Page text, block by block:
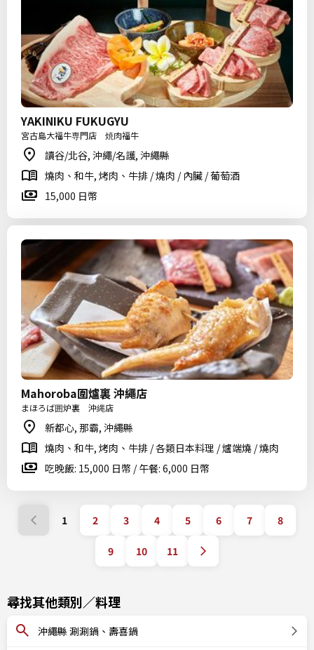
YAKINIKU FUKUGYU
宮古島大福牛専門店 焼肉福牛
讀谷/北谷, 沖繩/名護, 沖繩縣
燒肉、和牛, 烤肉、牛排 / 燒肉 / 內臟 / 葡萄酒
15,000 日幣
Mahoroba圍爐裏 沖繩店
まほろば囲炉裏 沖縄店
新都心, 那霸, 沖繩縣
燒肉、和牛, 烤肉、牛排 / 各類日本料理 / 爐端燒 / 燒肉
吃晚飯: 15,000 日幣 / 午餐: 6,000 日幣
1 2 3 4 5 6 7 8
9 10 11
尋找其他類別／料理
沖繩縣 涮涮鍋、壽喜鍋